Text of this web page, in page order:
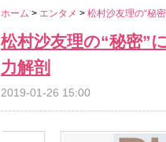
ホーム > エンタメ > 松村沙友理の“秘
松村沙友理の“秘密”
力解剖
2019-01-26 15:00